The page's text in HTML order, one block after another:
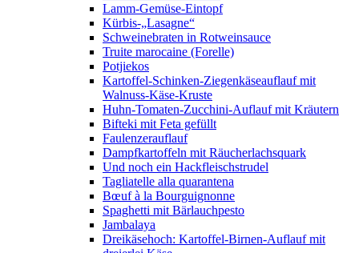
Lamm-Gemüse-Eintopf
Kürbis-„Lasagne“
Schweinebraten in Rotweinsauce
Truite marocaine (Forelle)
Potjiekos
Kartoffel-Schinken-Ziegenkäseauflauf mit
Walnuss-Käse-Kruste
Huhn-Tomaten-Zucchini-Auflauf mit Kräutern
Bifteki mit Feta gefüllt
Faulenzerauflauf
Dampfkartoffeln mit Räucherlachsquark
Und noch ein Hackfleischstrudel
Tagliatelle alla quarantena
Bœuf à la Bourguignonne
Spaghetti mit Bärlauchpesto
Jambalaya
Dreikäsehoch: Kartoffel-Birnen-Auflauf mit